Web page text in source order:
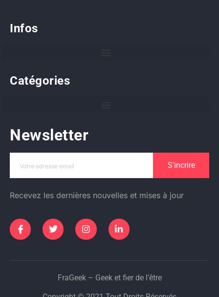
Infos
Catégories
Newsletter
S'incrire
Recevez les dernières nouvelles et mises à jour
FraGeek – Geek et fier de l’être